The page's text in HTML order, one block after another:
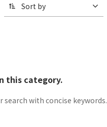
Sort by
this category.
with concise keywords.